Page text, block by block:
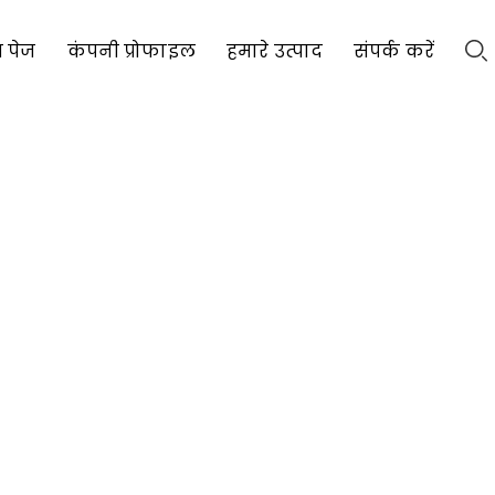
पेज कंपनी प्रोफाइल हमारे उत्पाद संपर्क करें